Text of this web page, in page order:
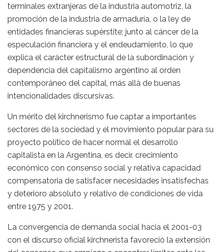
terminales extranjeras de la industria automotriz, la
promoción de la industria de armaduría, o la ley de
entidades financieras supérstite; junto al cáncer de la
especulación financiera y el endeudamiento, lo que
explica el carácter estructural de la subordinación y
dependencia del capitalismo argentino al orden
contemporáneo del capital, más allá de buenas
intencionalidades discursivas.
Un mérito del kirchnerismo fue captar a importantes
sectores de la sociedad y el movimiento popular para su
proyecto político de hacer normal el desarrollo
capitalista en la Argentina, es decir, crecimiento
económico con consenso social y relativa capacidad
compensatoria de satisfacer necesidades insatisfechas
y deterioro absoluto y relativo de condiciones de vida
entre 1975 y 2001.
La convergencia de demanda social hacia el 2001-03
con el discurso oficial kirchnerista favoreció la extensión